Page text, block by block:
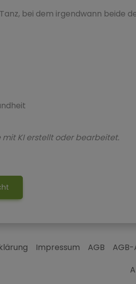
bei dem irgendwann beide
mit KI erstellt oder bearbeitet.
Impressum AGB